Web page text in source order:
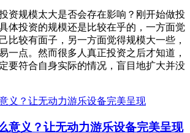
资规模太大是否会存在影响？刚开始做投
体投资的规模还是比较在乎的，一方面觉
比较有面子，另一方面觉得规模大一些，
一点。然而很多人真正投资之后才知道，
要符合自身实际的情况，盲目地扩大并没
意义？让无动力游乐设备完美呈现